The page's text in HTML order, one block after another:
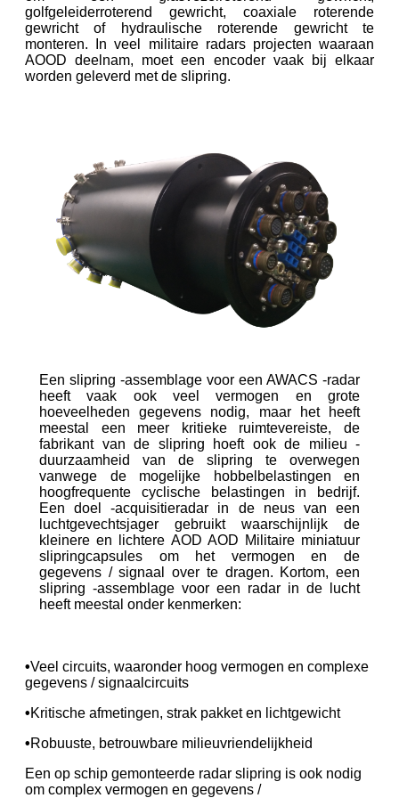
golfgeleiderroterend gewricht, coaxiale roterende
gewricht of hydraulische roterende gewricht te
monteren. In veel militaire radars projecten waaraan
AOOD deelnam, moet een encoder vaak bij elkaar
worden geleverd met de slipring.
Een slipring -assemblage voor een AWACS -radar
heeft vaak ook veel vermogen en grote
hoeveelheden gegevens nodig, maar het heeft
meestal een meer kritieke ruimtevereiste, de
fabrikant van de slipring hoeft ook de milieu -
duurzaamheid van de slipring te overwegen
vanwege de mogelijke hobbelbelastingen en
hoogfrequente cyclische belastingen in bedrijf.
Een doel -acquisitieradar in de neus van een
luchtgevechtsjager gebruikt waarschijnlijk de
kleinere en lichtere AOD AOD Militaire miniatuur
slipringcapsules om het vermogen en de
gegevens / signaal over te dragen. Kortom, een
slipring -assemblage voor een radar in de lucht
heeft meestal onder kenmerken:
•Veel circuits, waaronder hoog vermogen en complexe
gegevens / signaalcircuits
•Kritische afmetingen, strak pakket en lichtgewicht
•Robuuste, betrouwbare milieuvriendelijkheid
Een op schip gemonteerde radar slipring is ook nodig
om complex vermogen en gegevens /